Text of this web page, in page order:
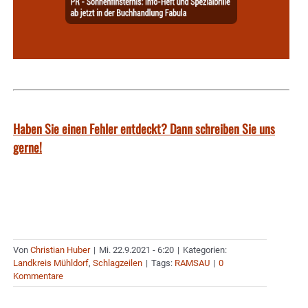
Haben Sie einen Fehler entdeckt? Dann schreiben Sie uns
gerne!
Von Christian Huber | Mi. 22.9.2021 - 6:20 | Kategorien:
Landkreis Mühldorf, Schlagzeilen | Tags: RAMSAU | 0
Kommentare